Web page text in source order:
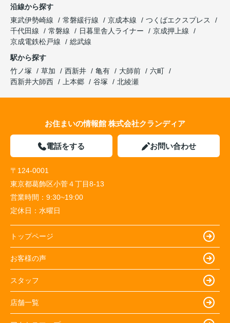
沿線から探す
東武伊勢崎線
常磐緩行線 京成本線
つくばエクスプレス
千代田線
常磐線 日暮里舎人ライナー
京成押上線
京成電鉄松戸線
総武線
駅から探す
竹ノ塚
草加 西新井 亀有 大師前
六町
西新井大師西
上本郷 谷塚 北綾瀬
お住まいの情報館 株式会社クランディア
電話をする お問い合わせ
〒124-0001
東京都葛飾区小菅４丁目8-13
営業時間： 9:30~19:00
定休日： 水曜日
トップページ
お客様の声
スタッフ
店舗一覧